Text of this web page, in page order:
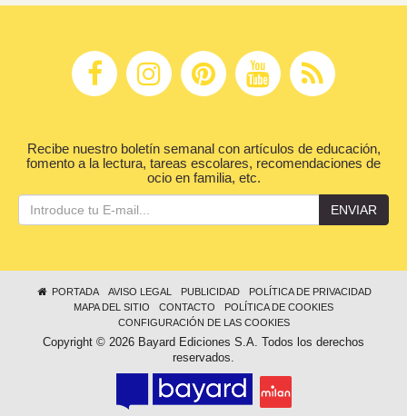
Recibe nuestro boletín semanal con artículos de educación,
fomento a la lectura, tareas escolares, recomendaciones de
ocio en familia, etc.
ENVIAR
PORTADA AVISO LEGAL PUBLICIDAD
POLÍTICA DE PRIVACIDAD
MAPA DEL SITIO
CONTACTO
POLÍTICA DE COOKIES
CONFIGURACIÓN DE LAS COOKIES
Copyright © 2026 Bayard Ediciones S.A. Todos los derechos
reservados.